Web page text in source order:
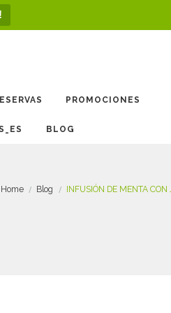
PROMOCIONES
BLOG
Home Blog INFUSIÓN DE MENTA CON